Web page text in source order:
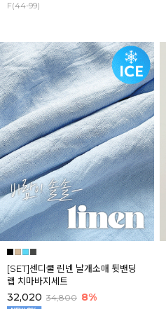
F(44-99)
[SET]센디쿨 린넨 날개소매 뒷밴딩
랩 치마바지세트
32,020 34,800 8%